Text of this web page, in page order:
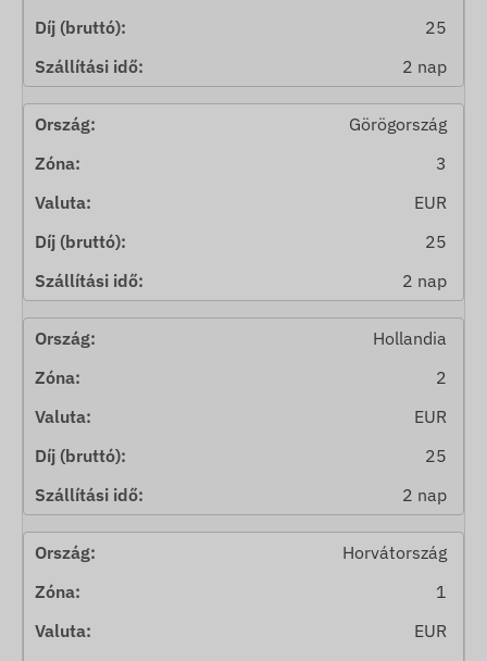
25
2 nap
Görögország
3
EUR
25
2 nap
Hollandia
2
EUR
25
2 nap
Horvátország
1
EUR